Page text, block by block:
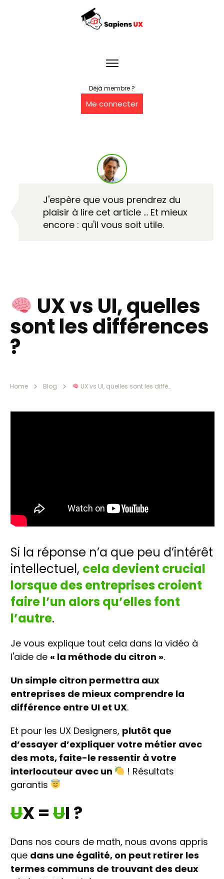
Déjà membre ?
Me connecter
J'espère que vous prendrez du
plaisir à lire cet article … Et mieux
encore : qu'il vous soit utile.
UX vs UI, quelles
sont les différences
?
Home > Blog > UX vs UI, quelles sont les différences ?
Si la réponse n’a que peu d’intérêt
intellectuel, cela devient crucial
lorsque des entreprises croient
faire l’un alors qu’elles font
l’autre.
Je vous explique tout cela dans la vidéo à
l'aide de « la méthode du citron ».
Un simple citron permettra aux
entreprises de mieux comprendre la
différence entre UI et UX.
Et pour les UX Designers, plutôt que
d’essayer d’expliquer votre métier avec
des mots, faite-le ressentir à votre
interlocuteur avec un
! Résultats
garantis
UX =UI ?
Dans nos cours de math, nous avons appris
que dans une égalité, on peut retirer les
termes communs de trouvant des deux